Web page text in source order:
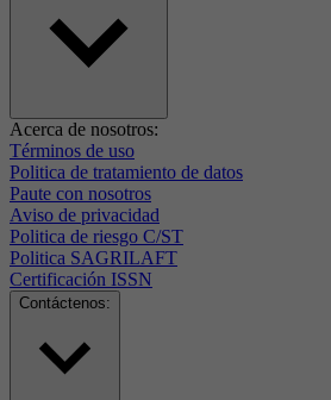
Acerca de nosotros:
Términos de uso
Politica de tratamiento de datos
Paute con nosotros
Aviso de privacidad
Politica de riesgo C/ST
Politica SAGRILAFT
Certificación ISSN
Contáctenos: